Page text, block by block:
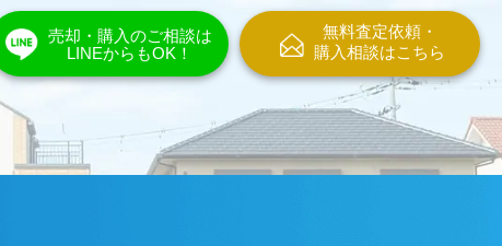
売却・購入のご相談は
LINEからもOK！
無料査定依頼・
購入相談はこちら